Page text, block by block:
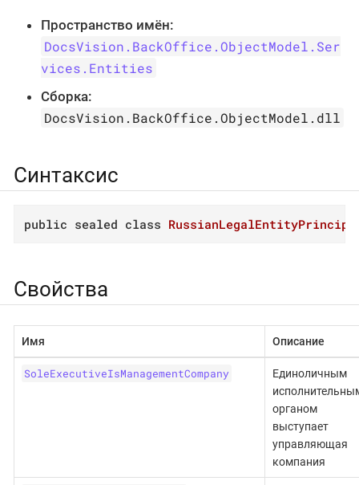
Пространство имён:
DocsVision.BackOffice.ObjectModel.Ser
vices.Entities
Сборка:
DocsVision.BackOffice.ObjectModel.dll
Синтаксис
public sealed class
Свойства
Имя Описание
SoleExecutiveIsManagementCompany
Единоличным
органом
выступает
управляющая
компания